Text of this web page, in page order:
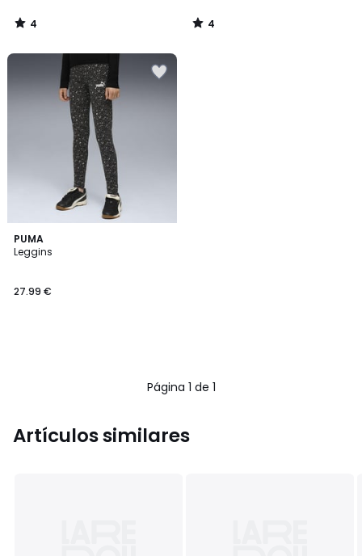
4
/
4
/
PUMA
Leggins
27.99 €
Página 1 de 1
Artículos similares